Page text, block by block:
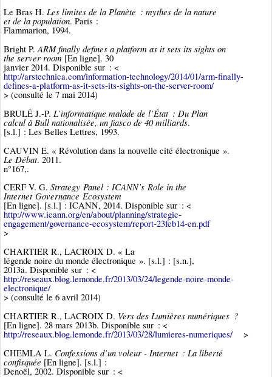
Le Bras H. Les limites de la Planète : mythes de la nature
et de la population. Paris :
Flammarion, 1994.
Bright P.ARM finally defines a platform as it sets its sights on
the server room [En ligne]. 30
janvier 2014. Disponible sur : <
http://arstechnica.com/information-technology/2014/01/arm-finally-
defines-a-platform-as-it-sets-its-sights-on-the-server-room/
> (consulté le 7 mai 2014)
BRULÉ J.-P. L’informatique malade de l’État : Du Plan
calcul à Bull nationalisée, un fiasco de 40 milliards.
[s.l.] : Les Belles Lettres, 1993.
CAUVIN E. « Révolution dans la nouvelle cité électronique ».
Le Débat. 2011.
n°167,.
CERF V. G. Strategy Panel : ICANN’s Role in the
Internet Governance Ecosystem
[En ligne]. [s.l.] : ICANN, 2014. Disponible sur : <
http://www.icann.org/en/about/planning/strategic-
engagement/governance-ecosystem/report-23feb14-en.pdf
>
CHARTIER R., LACROIX D. « La
légende noire du monde électronique ». [s.l.] : [s.n.],
2013a. Disponible sur : <
http://reseaux.blog.lemonde.fr/2013/03/24/legende-noire-monde-
electronique/
> (consulté le 6 avril 2014)
CHARTIER R., LACROIX D. Vers des Lumières numériques ?
[En ligne]. 28 mars 2013b. Disponible sur : <
http://reseaux.blog.lemonde.fr/2013/03/28/lumieres-numeriques/
>
CHEMLA L. Confessions d’un voleur - Internet : La liberté
confisquée [En ligne]. [s.l.] :
Denoël, 2002. Disponible sur : <